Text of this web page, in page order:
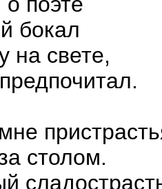
бокал
на свете,
столом.